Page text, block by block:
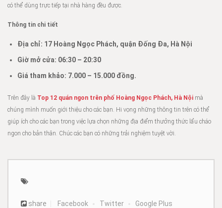
có thể dùng trực tiếp tại nhà hàng đều được.
Thông tin chi tiết
Địa chỉ: 17 Hoàng Ngọc Phách, quận Đống Đa, Hà Nội
Giờ mở cửa: 06:30 – 20:30
Giá tham khảo: 7.000 – 15.000 đồng.
Trên đây là Top 12 quán ngon trên phố Hoàng Ngọc Phách, Hà Nội mà
chúng mình muốn giới thiệu cho các bạn. Hi vọng những thông tin trên có thể
giúp ích cho các bạn trong việc lựa chọn những địa điểm thưởng thức lẩu cháo
ngon cho bản thân. Chúc các bạn có những trải nghiệm tuyệt vời.
share Facebook Twitter Google Plus